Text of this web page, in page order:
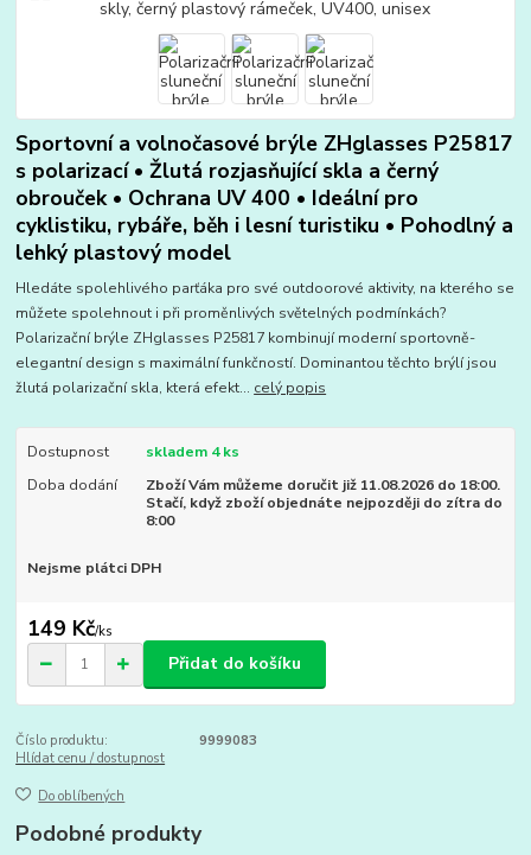
Sportovní a volnočasové brýle ZHglasses P25817
s polarizací • Žlutá rozjasňující skla a černý
obrouček • Ochrana UV 400 • Ideální pro
cyklistiku, rybáře, běh i lesní turistiku • Pohodlný a
lehký plastový model
Hledáte spolehlivého parťáka pro své outdoorové aktivity, na kterého se
můžete spolehnout i při proměnlivých světelných podmínkách?
Polarizační brýle ZHglasses P25817 kombinují moderní sportovně-
elegantní design s maximální funkčností. Dominantou těchto brýlí jsou
žlutá polarizační skla, která efekt... celý popis
Dostupnost
skladem 4 ks
Doba dodání
Zboží Vám můžeme doručit již 11.08.2026 do 18:00.
Stačí, když zboží objednáte nejpozději do zítra do
8:00
Nejsme plátci DPH
149 Kč/ks
Přidat do košíku
Číslo produktu:
9999083
Hlídat cenu / dostupnost
Do oblíbených
Podobné produkty